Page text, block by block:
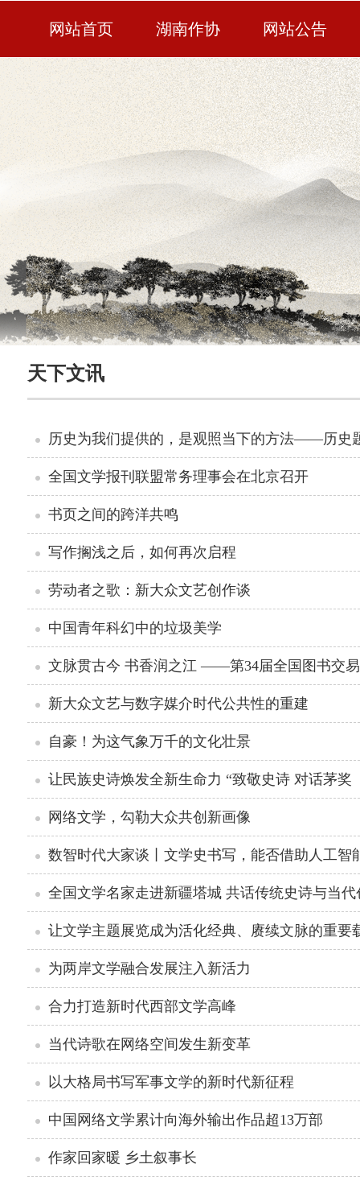
网站首页 湖南作协 网站公告
天下文讯
历史为我们提供的，是观照当下的方法——历史
全国文学报刊联盟常务理事会在北京召开
书页之间的跨洋共鸣
写作搁浅之后，如何再次启程
劳动者之歌：新大众文艺创作谈
中国青年科幻中的垃圾美学
文脉贯古今 书香润之江 ——第34届全国图书交
新大众文艺与数字媒介时代公共性的重建
自豪！为这气象万千的文化壮景
让民族史诗焕发全新生命力 “致敬史诗 对话茅奖
网络文学，勾勒大众共创新画像
数智时代大家谈丨文学史书写，能否借助人工智
全国文学名家走进新疆塔城 共话传统史诗与当代
让文学主题展览成为活化经典、赓续文脉的重要
为两岸文学融合发展注入新活力
合力打造新时代西部文学高峰
当代诗歌在网络空间发生新变革
以大格局书写军事文学的新时代新征程
中国网络文学累计向海外输出作品超13万部
作家回家暖 乡土叙事长